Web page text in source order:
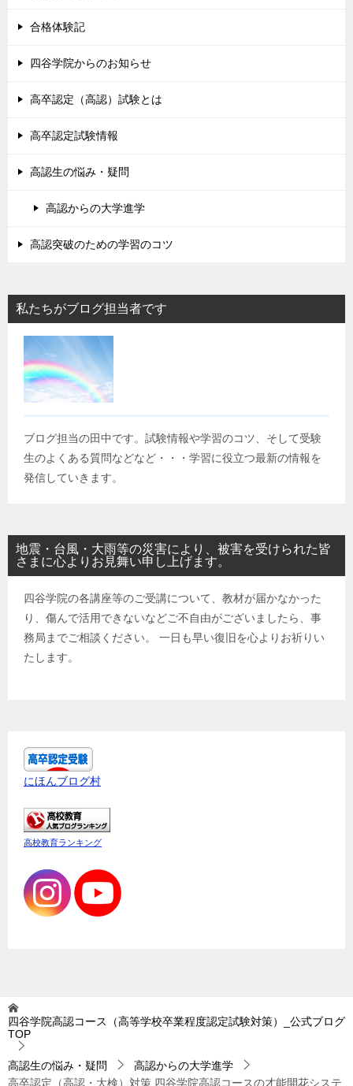
合格体験記
四谷学院からのお知らせ
高卒認定（高認）試験とは
高卒認定試験情報
高認生の悩み・疑問
高認からの大学進学
高認突破のための学習のコツ
私たちがブログ担当者です
ブログ担当の田中です。試験情報や学習のコツ、そして受験
生のよくある質問などなど・・・学習に役立つ最新の情報を
発信していきます。
地震・台風・大雨等の災害により、被害を受けられた皆
さまに心よりお見舞い申し上げます。
四谷学院の各講座等のご受講について、教材が届かなかった
り、傷んで活用できないなどご不自由がございましたら、事
務局までご相談ください。 一日も早い復旧を心よりお祈りい
たします。
にほんブログ村
高校教育ランキング
四谷学院高認コース（高等学校卒業程度認定試験対策）_公式ブログ
TOP
高認生の悩み・疑問
高認からの大学進学
高卒認定（高認・大検）対策 四谷学院高認コースの才能開花システ